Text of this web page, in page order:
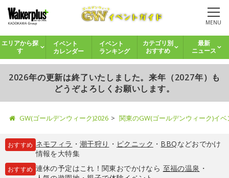
MENU
エリアから探
す
イベント
カレンダー
イベント
ランキング
カテゴリ別
おすすめ
最新
ニュース
2026年の更新は終了いたしました。来年（2027年）も
どうぞよろしくお願いします。
GW(ゴールデンウィーク)2026 関東のGW(ゴールデンウィーク)イ
おすすめ ネモフィラ ・ 潮干狩り ・ ピクニック ・ BBQなどおでかけ
情報を大特集
おすすめ 連休の予定はこれ！関東おでかけなら 至福の温泉 ・